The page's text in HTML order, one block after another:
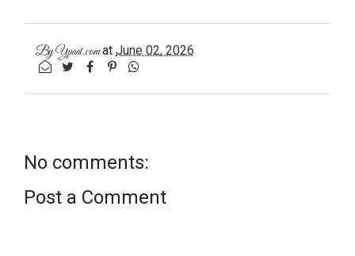
ByYpaat.comat June 02, 2026
No comments:
Post a Comment